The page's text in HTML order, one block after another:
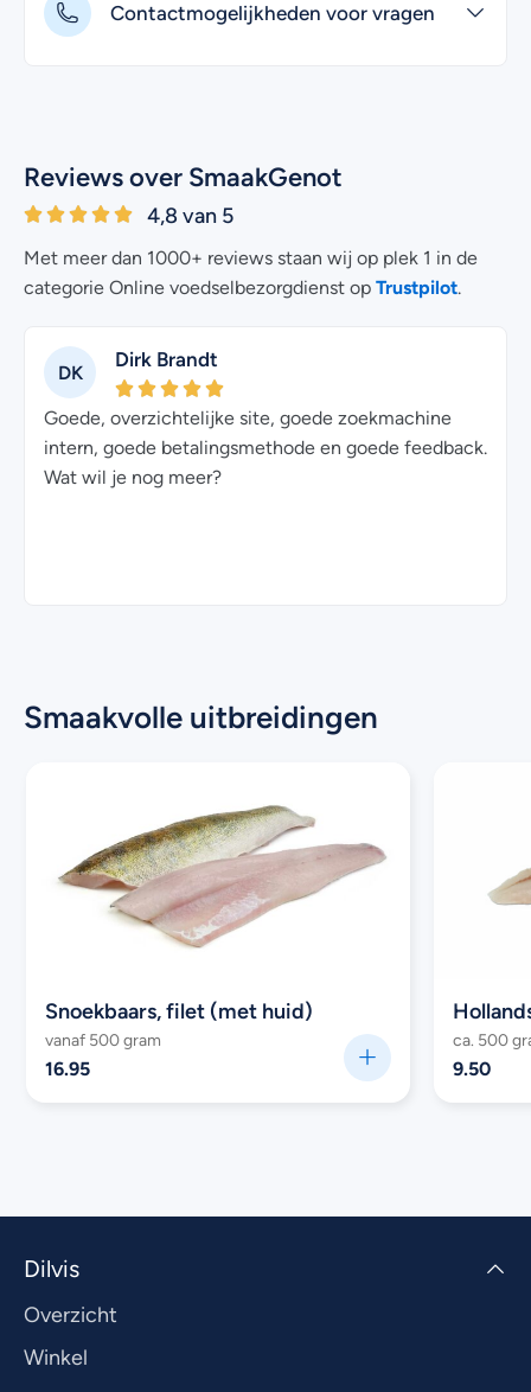
Contactmogelijkheden voor vragen
Reviews over SmaakGenot
4,8 van 5
Met meer dan 1000+ reviews staan wij op plek 1 in de
categorie Online voedselbezorgdienst op Trustpilot
DK
Dirk Brandt
Goede, overzichtelijke site, goede zoekmachine
intern, goede betalingsmethode en goede feedback.
Wat wil je nog meer?
Smaakvolle uitbreidingen
Snoekbaars, filet (met huid)
vanaf 500 gram
16.95
ca. 500
9.50
Dilvis
Overzicht
Winkel